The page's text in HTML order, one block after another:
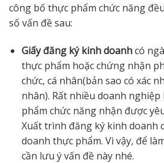
công bố thực phẩm chức năng
số vấn đề sau:
Giấy đăng ký kinh doanhcó
thực phẩm hoặc chứng nhận
chức, cá nhân(bản sao có xác
nhân). Rất nhiều doanh
phẩm chức năng nhận được
Xuất trình đăng ký kinh doanh
doanh thực phẩm. Vì vậy, để
cần lưu ý vấn đề này nhé.